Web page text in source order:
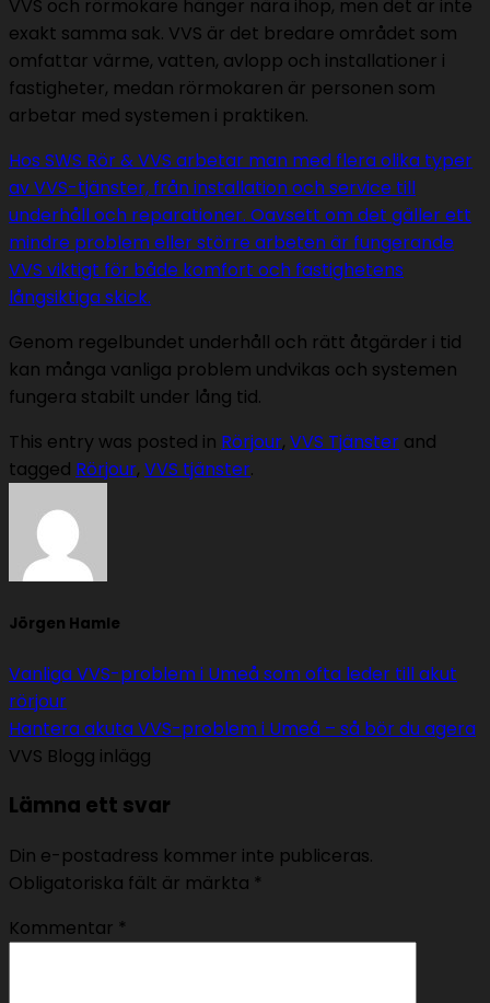
VVS och rörmokare hänger nära ihop, men det är inte
exakt samma sak. VVS är det bredare området som
omfattar värme, vatten, avlopp och installationer i
fastigheter, medan rörmokaren är personen som
arbetar med systemen i praktiken.
Hos SWS Rör & VVS arbetar man med flera olika typer
av VVS-tjänster, från installation och service till
underhåll och reparationer. Oavsett om det gäller ett
mindre problem eller större arbeten är fungerande
VVS viktigt för både komfort och fastighetens
långsiktiga skick.
Genom regelbundet underhåll och rätt åtgärder i tid
kan många vanliga problem undvikas och systemen
fungera stabilt under lång tid.
This entry was posted in Rörjour, VVS Tjänster and
tagged Rörjour, VVS tjänster.
Jörgen Hamle
Vanliga VVS-problem i Umeå som ofta leder till akut
rörjour
Hantera akuta VVS-problem i Umeå – så bör du agera
VVS Blogg inlägg
Lämna ett svar
Din e-postadress kommer inte publiceras.
Obligatoriska fält är märkta *
Kommentar *